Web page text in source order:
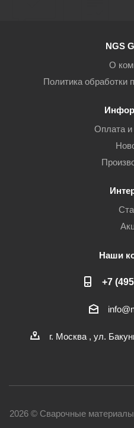
NGS
О
Политика обработки
Оплата и
Наши
+7
г. Москва , ул.
2026 © Сварочные